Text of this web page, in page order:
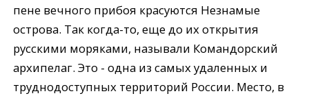
пене вечного прибоя красуются Незнамые
острова. Так когда-то, еще до их открытия
русскими моряками, называли Командорский
архипелаг. Это - одна из самых удаленных и
труднодоступных территорий России. Место, в